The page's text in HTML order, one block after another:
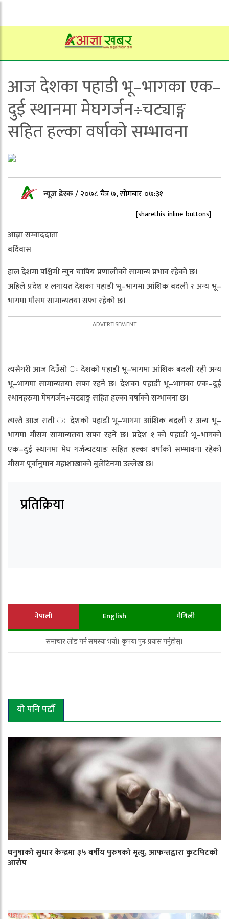
आज देशका पहाडी भू–भागका एक–
दुई स्थानमा मेघगर्जन÷चट्याङ्ग
सहित हल्का वर्षाको सम्भावना
न्यूज डेस्क/२०७८ चैत्र ७, सोमबार ०७:३१
[sharethis-inline-buttons]
आज्ञा सम्वाददाता
बर्दिवास
हाल देशमा पश्चिमी न्युन चापिय प्रणालीको सामान्य प्रभाव रहेको छ।
अहिले प्रदेश १ लगायत देशका पहाडी भू–भागमा आंशिक बदली र अन्य भू–
भागमा मौसम सामान्यतया सफा रहेको छ।
त्यसैगरी आज दिउँसो ः देशको पहाडी भू–भागमा आंशिक बदली रही अन्य
भू–भागमा सामान्यतया सफा रहने छ। देशका पहाडी भू–भागका एक–दुई
स्थानहरुमा मेघगर्जन÷चट्याङ्ग सहित हल्का वर्षाको सम्भावना छ।
त्यस्तै आज राती ः देशको पहाडी भू–भागमा आंशिक बदली र अन्य भू–
भागमा मौसम सामान्यतया सफा रहने छ। प्रदेश १ को पहाडी भू–भागको
एक–दुई स्थानमा मेघ गर्जन्चटयाङ सहित हल्का वर्षाको सम्भावना रहेको
मौसम पूर्वानुमान महाशाखाको बुलेटिनमा उल्लेख छ।
प्रतिक्रिया
नेपाली English मैथिली
समाचार लोड गर्न समस्या भयो। कृपया पुनः प्रयास गर्नुहोस्।
यो पनि पढौँ
धनुषाको सुधार केन्द्रमा ३५ वर्षीय पुरुषको मृत्यु, आफन्तद्वारा कुटपिटको
आरोप